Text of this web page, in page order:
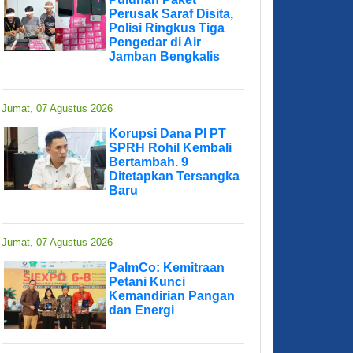
Perusak Saraf Disita,
Polisi Ringkus Tiga
Pengedar di Air
Jamban Bengkalis
Jumat, 07 Agustus 2026
Korupsi Dana PI PT
SPRH Rohil Kembali
Bertambah. 9
Ditetapkan Tersangka
Baru
Jumat, 07 Agustus 2026
PalmCo: Kemitraan
Petani Kunci
Kemandirian Pangan
dan Energi